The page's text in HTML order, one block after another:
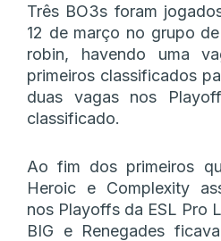
Três BO3s foram
12 de março no grupo
robin, havendo uma
primeiros classificados
duas vagas nos
classificado.
Ao fim dos primeiros
Heroic e Complexity
nos Playoffs da ESL Pro
BIG e Renegades